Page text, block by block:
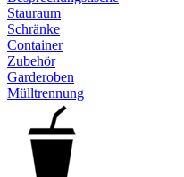
Stauraum
Schränke
Container
Zubehör
Garderoben
Mülltrennung